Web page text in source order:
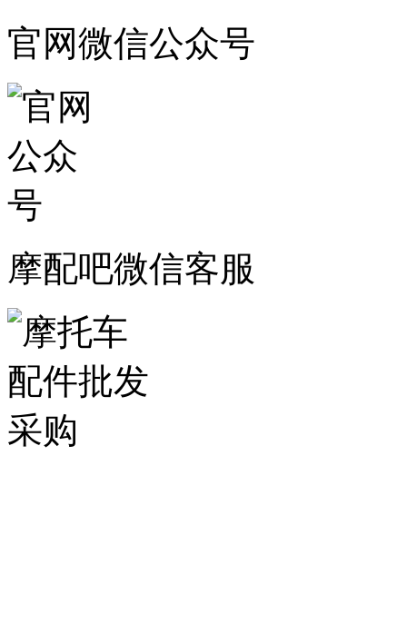
官网微信公众号
摩配吧微信客服